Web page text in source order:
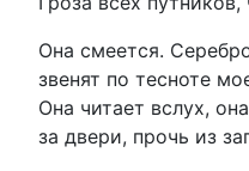
Она смеется.
звенят по тесноте
Она читает вслух,
за двери, прочь из